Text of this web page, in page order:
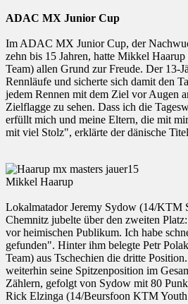
ADAC MX Junior Cup
Im ADAC MX Junior Cup, der
zehn bis 15 Jahren, hatte Mikkel
Team) allen Grund zur Freude. Der 13-
Rennläufe und sicherte sich damit den
jedem Rennen mit dem Ziel vor Augen
Zielflagge zu sehen. Dass ich die
erfüllt mich und meine Eltern, die mit
mit viel Stolz", erklärte der dänische
Mikkel Haarup
Lokalmatador Jeremy Sydow (14/KTM
Chemnitz jubelte über den zweiten
vor heimischen Publikum. Ich habe
gefunden". Hinter ihm belegte Petr
Team) aus Tschechien die dritte
weiterhin seine Spitzenposition im
Zählern, gefolgt von Sydow mit 80
Rick Elzinga (14/Beursfoon KTM Youth